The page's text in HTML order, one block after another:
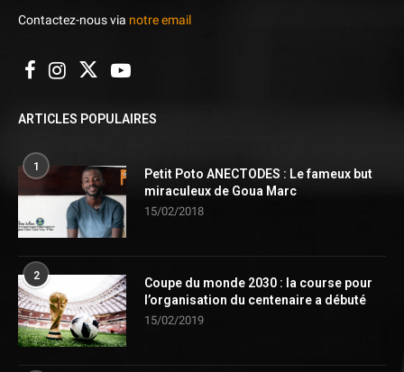
Contactez-nous via notre email
ARTICLES POPULAIRES
1
Petit Poto ANECTODES : Le fameux but
miraculeux de Goua Marc
15/02/2018
2
Coupe du monde 2030 : la course pour
l’organisation du centenaire a débuté
15/02/2019